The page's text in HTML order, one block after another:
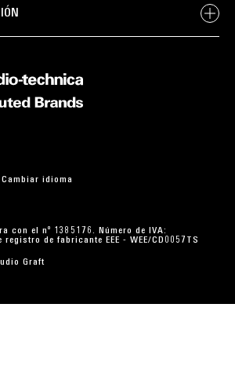
Cambiar idioma
con el nº 1385176. Número de IVA:
registro de fabricante EEE - WEE/CD0057TS
Graft